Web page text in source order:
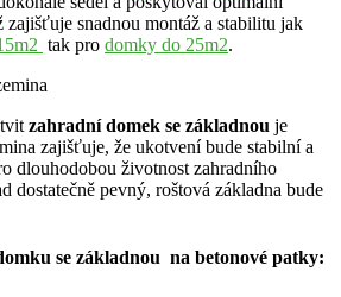
zajišťuje snadnou montáž a stabilitu jak
tak pro domky do 25m2.
zahradní domek se základnou je
zajišťuje, že ukotvení bude stabilní a
dlouhodobou životnost zahradního
dostatečně pevný, roštová základna bude
se základnou na betonové patky: